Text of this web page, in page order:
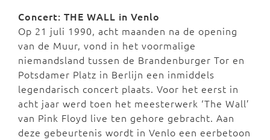
Concert: THE WALL in Venlo
Op 21 juli 1990, acht maanden na de opening
van de Muur, vond in het voormalige
niemandsland tussen de Brandenburger Tor en
Potsdamer Platz in Berlijn een inmiddels
legendarisch concert plaats. Voor het eerst in
acht jaar werd toen het meesterwerk ‘The Wall’
van Pink Floyd live ten gehore gebracht. Aan
deze gebeurtenis wordt in Venlo een eerbetoon